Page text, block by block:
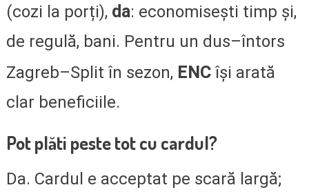
(cozi la porți), da: economisești timp și,
de regulă, bani. Pentru un dus–întors
Zagreb–Split în sezon, ENCîși arată
clar beneficiile.
Pot plăti peste tot cu cardul?
Da. Cardul e acceptat pe scară largă;